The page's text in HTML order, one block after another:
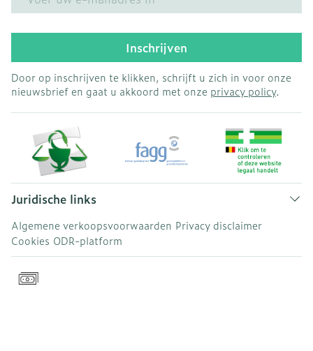
Inschrijven
Door op inschrijven te klikken, schrijft u zich in voor onze
nieuwsbrief en gaat u akkoord met onze privacy policy.
Juridische links
Algemene verkoopsvoorwaarden Privacy disclaimer
Cookies ODR-platform